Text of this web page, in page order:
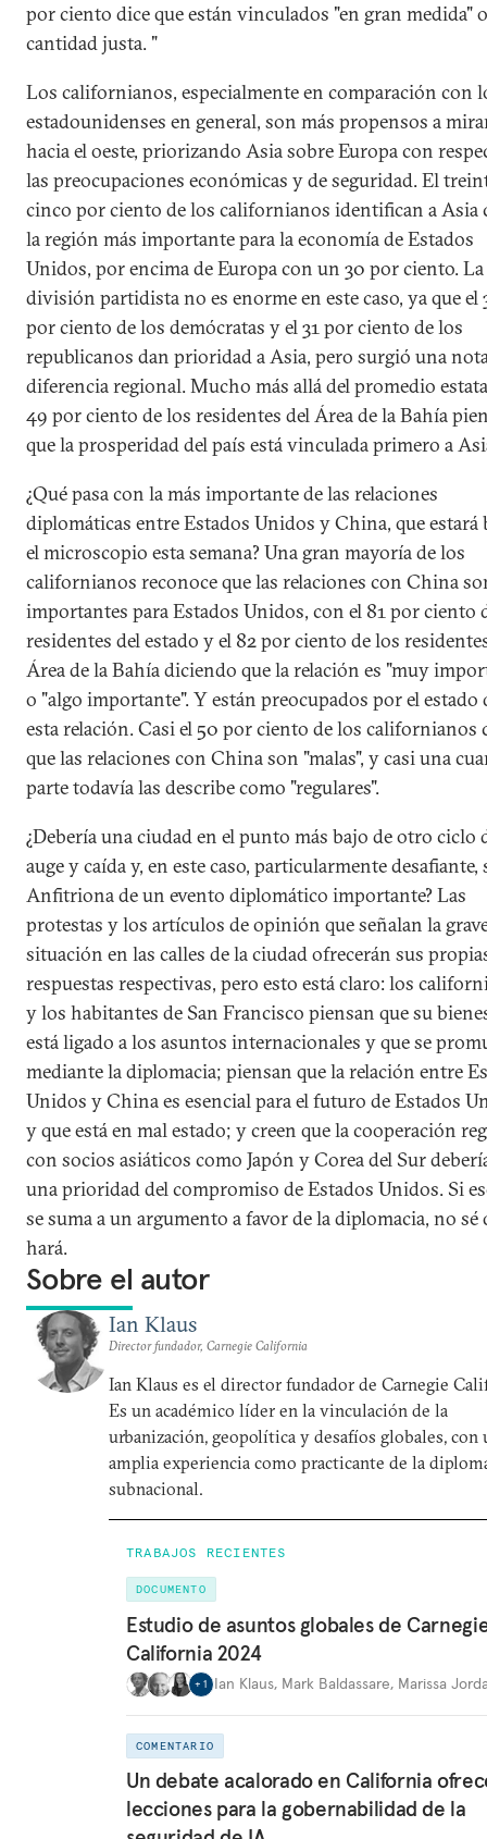
por ciento dice que están vinculados "en gran medida"
cantidad justa. "
Los californianos, especialmente en comparación con
estadounidenses en general, son más propensos a
hacia el oeste, priorizando Asia sobre Europa con
las preocupaciones económicas y de seguridad. El
cinco por ciento de los californianos identifican a Asia
la región más importante para la economía de Estados
Unidos, por encima de Europa con un 30 por ciento. La
división partidista no es enorme en este caso, ya que el
por ciento de los demócratas y el 31 por ciento de los
republicanos dan prioridad a Asia, pero surgió una
diferencia regional. Mucho más allá del promedio
49 por ciento de los residentes del Área de la Bahía
que la prosperidad del país está vinculada primero a
¿Qué pasa con la más importante de las relaciones
diplomáticas entre Estados Unidos y China, que estará
el microscopio esta semana? Una gran mayoría de los
californianos reconoce que las relaciones con China
importantes para Estados Unidos, con el 81 por ciento
residentes del estado y el 82 por ciento de los
Área de la Bahía diciendo que la relación es "muy
o "algo importante". Y están preocupados por el estado
esta relación. Casi el 50 por ciento de los californianos
que las relaciones con China son "malas", y casi una
parte todavía las describe como "regulares".
¿Debería una ciudad en el punto más bajo de otro ciclo
auge y caída y, en este caso, particularmente desafiante,
Anfitriona de un evento diplomático importante? Las
protestas y los artículos de opinión que señalan la
situación en las calles de la ciudad ofrecerán sus
respuestas respectivas, pero esto está claro: los
y los habitantes de San Francisco piensan que su
está ligado a los asuntos internacionales y que se
mediante la diplomacia; piensan que la relación entre
Unidos y China es esencial para el futuro de Estados
y que está en mal estado; y creen que la cooperación
con socios asiáticos como Japón y Corea del Sur
una prioridad del compromiso de Estados Unidos. Si
se suma a un argumento a favor de la diplomacia, no sé
hará.
Sobre el autor
Ian Klaus
Director fundador, Carnegie California
Ian Klaus es el director fundador de Carnegie
Es un académico líder en la vinculación de la
urbanización, geopolítica y desafíos globales, con
amplia experiencia como practicante de la
subnacional.
TRABAJOS RECIENTES
DOCUMENTO
Estudio de asuntos globales de
California 2024
+ 1 Ian Klaus, Mark Baldassare, Marissa
COMENTARIO
Un debate acalorado en California
lecciones para la gobernabilidad de la